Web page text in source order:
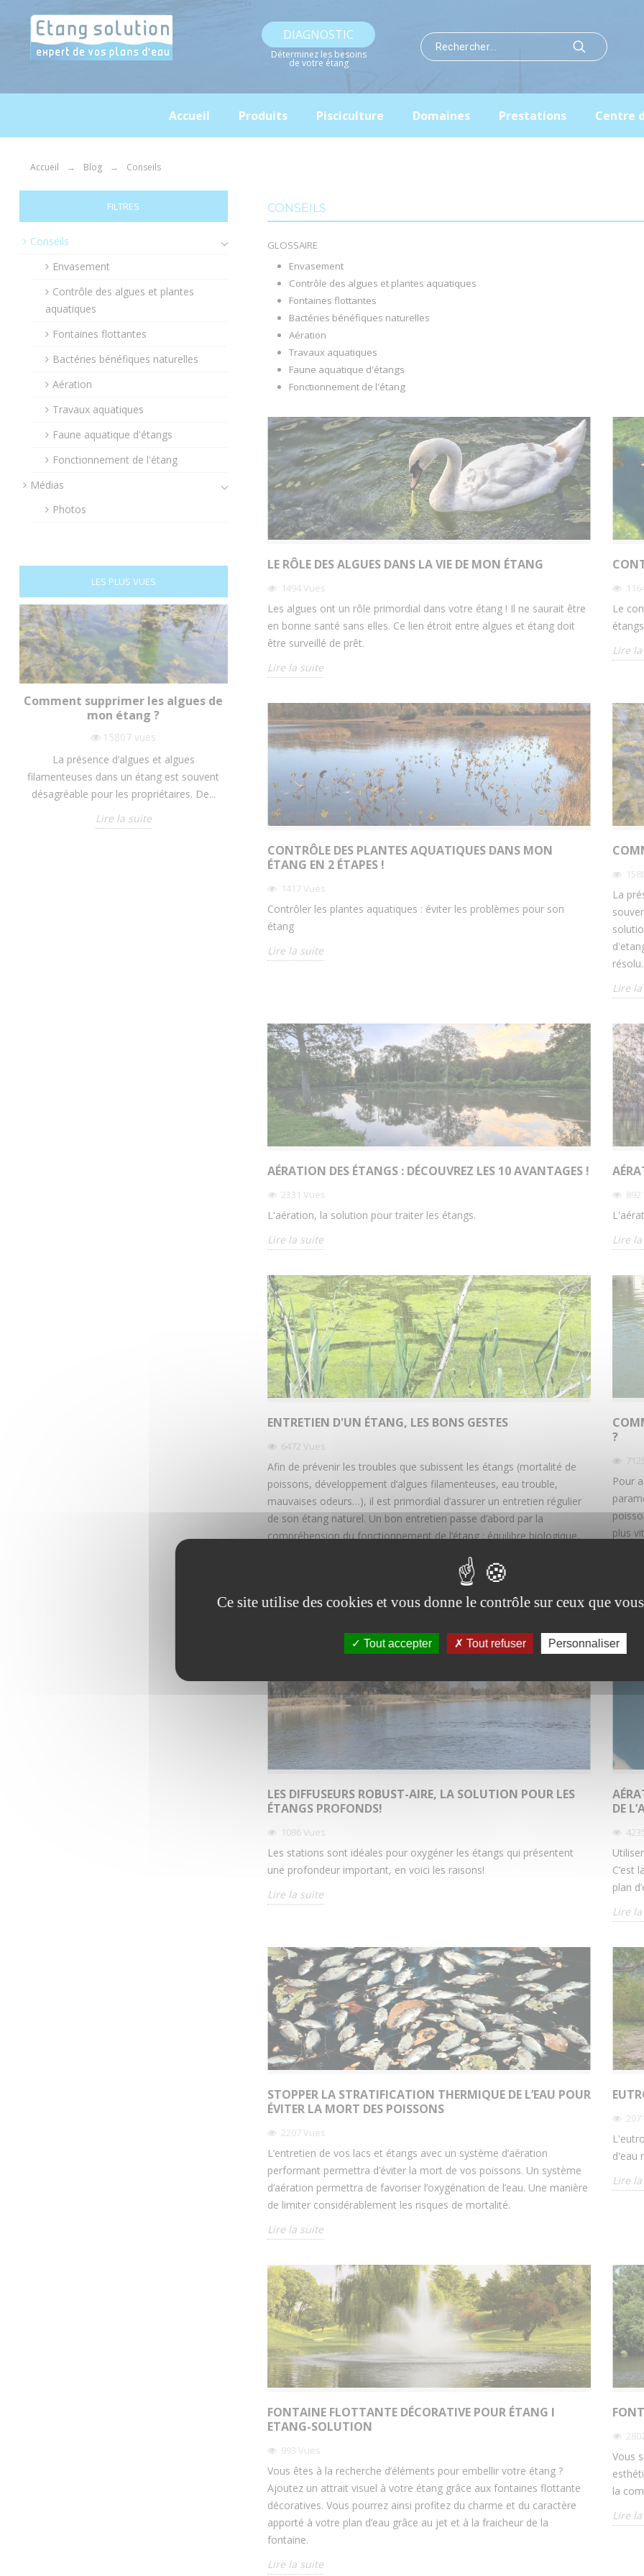
DIAGNOSTIC
Déterminez les besoins
de votre étang
Accueil Produits Pisciculture Domaines Prestations Centre
Accueil Blog Conseils
FILTRES
Conseils
Envasement
Contrôle des algues et plantes
aquatiques
Fontaines flottantes
Bactéries bénéfiques naturelles
Aération
Travaux aquatiques
Faune aquatique d'étangs
Fonctionnement de l'étang
Médias
Photos
LES PLUS VUES
Comment supprimer les algues de
mon étang ?
15807vues
La présence d’algues et algues
filamenteuses dans un étang est souvent
désagréable pour les propriétaires. De...
Lire la suite
LES 4 SOLUTIONS POUR EFFECTUER
LE CURAGE D'UN ÉTANG !
8633vues
Le curage d’un étang naturel ou artificiel
consiste à extraire des sédiments qui se
sont accumulés au fond d’un...
Lire la suite
Poisson d'étang,
incontournables !
8498
vues
Découvrez les 9 poissons
incontournables dans cet
Lire la suite
CONSEILS
GLOSSAIRE
Envasement
Contrôle des algues et plantes aquatiques
Fontaines flottantes
Bactéries bénéfiques naturelles
Aération
Travaux aquatiques
Faune aquatique d'étangs
Fonctionnement de l'étang
LE RÔLE DES ALGUES DANS LA VIE DE MON ÉTANG
1494Vues
Les algues ont un rôle primordial dans votre étang ! Il ne saurait être
en bonne santé sans elles. Ce lien étroit entre algues et étang doit
être surveillé de prêt.
Lire la suite
Le
étangs
Lire
CONTRÔLE DES PLANTES AQUATIQUES DANS MON
ÉTANG EN 2 ÉTAPES !
1417Vues
Contrôler les plantes aquatiques : éviter les problèmes pour son
étang
Lire la suite
La
résolu.
Lire
AÉRATION DES ÉTANGS : DÉCOUVREZ LES 10 AVANTAGES !
2331 Vues
L'aération, la solution pour traiter les étangs.
Lire la suite
892
Lire
ENTRETIEN D'UN ÉTANG, LES BONS GESTES
6472 Vues
Afin de prévenir les troubles que subissent les étangs (mortalité de
poissons, développement d’algues filamenteuses, eau trouble,
mauvaises odeurs…), il est primordial d’assurer un entretien régulier
de son étang naturel. Un bon entretien passe d’abord par la
compréhension du fonctionnement de l’étang : équilibre biologique,
équipe se tient à votre disposition pour vous accompagner dans la
Lire la suite
?
Pour
plus
Lire
LES DIFFUSEURS ROBUST-AIRE, LA SOLUTION POUR LES
ÉTANGS PROFONDS!
1086Vues
Les stations sont idéales pour oxygéner les étangs qui présentent
une profondeur important, en voici les raisons!
Lire la suite
DE
C’est
plan
Lire
STOPPER LA STRATIFICATION THERMIQUE DE L’EAU POUR
ÉVITER LA MORT DES POISSONS
2207Vues
L’entretien de vos lacs et étangs avec un système d’aération
performant permettra d’éviter la mort de vos poissons. Un système
d’aération permettra de favoriser l’oxygénation de l’eau. Une manière
de limiter considérablement les risques de mortalité.
Lire la suite
2071
d'eau
Lire
FONTAINE FLOTTANTE DÉCORATIVE POUR ÉTANG I
ETANG-SOLUTION
993 Vues
Vous êtes à la recherche d’éléments pour embellir votre étang ?
Ajoutez un attrait visuel à votre étang grâce aux fontaines flottante
décoratives. Vous pourrez ainsi profitez du charme et du caractère
apporté à votre plan d’eau grâce au jet et à la fraicheur de la
fontaine.
Lire la suite
Vous
la
Lire
Ce site utilise des cookies et vous donne le contrôle sur ceux que
Tout accepter Tout refuser Personnaliser